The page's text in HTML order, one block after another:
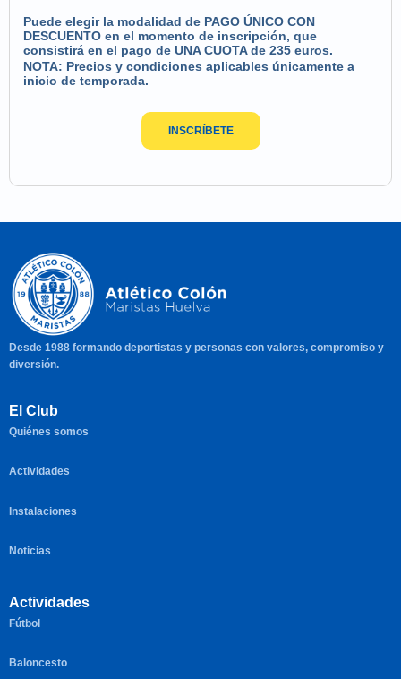
Puede elegir la modalidad de PAGO ÚNICO CON
DESCUENTO en el momento de inscripción, que
consistirá en el pago de UNA CUOTA de 235 euros.
NOTA: Precios y condiciones aplicables únicamente a
inicio de temporada.
INSCRÍBETE
Desde 1988 formando deportistas y personas con valores, compromiso y
diversión.
El Club
Quiénes somos
Actividades
Instalaciones
Noticias
Actividades
Fútbol
Baloncesto